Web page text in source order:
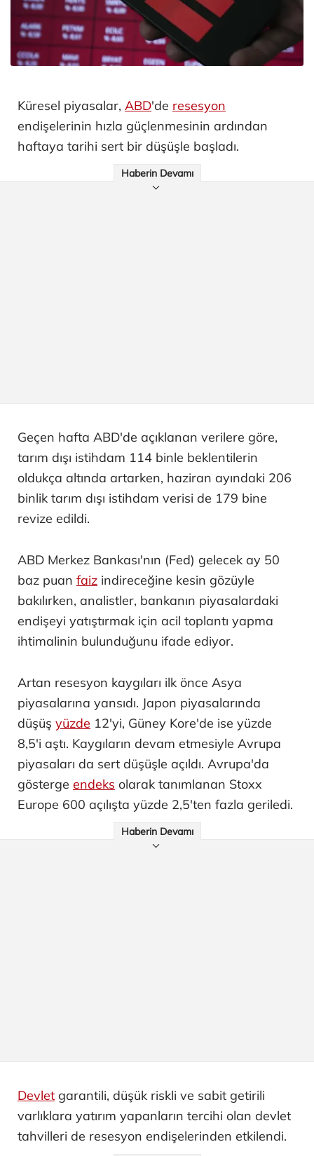
Küresel piyasalar, ABD'de resesyon
endişelerinin hızla güçlenmesinin ardından
haftaya tarihi sert bir düşüşle başladı.
Haberin Devamı
Geçen hafta ABD'de açıklanan verilere göre,
tarım dışı istihdam 114 binle beklentilerin
oldukça altında artarken, haziran ayındaki 206
binlik tarım dışı istihdam verisi de 179 bine
revize edildi.
ABD Merkez Bankası'nın (Fed) gelecek ay 50
baz puan faiz indireceğine kesin gözüyle
bakılırken, analistler, bankanın piyasalardaki
endişeyi yatıştırmak için acil toplantı yapma
ihtimalinin bulunduğunu ifade ediyor.
Artan resesyon kaygıları ilk önce Asya
piyasalarına yansıdı. Japon piyasalarında
düşüş yüzde 12'yi, Güney Kore'de ise yüzde
8,5'i aştı. Kaygıların devam etmesiyle Avrupa
piyasaları da sert düşüşle açıldı. Avrupa'da
gösterge endeks olarak tanımlanan Stoxx
Europe 600 açılışta yüzde 2,5'ten fazla geriledi.
Haberin Devamı
Devlet garantili, düşük riskli ve sabit getirili
varlıklara yatırım yapanların tercihi olan devlet
tahvilleri de resesyon endişelerinden etkilendi.